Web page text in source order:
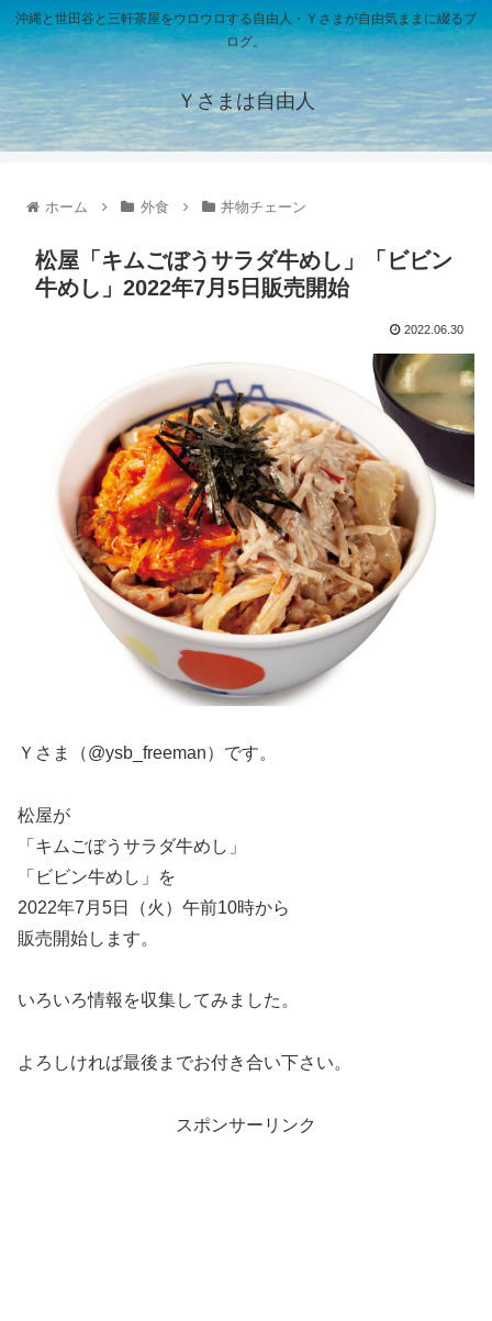
沖縄と世田谷と三軒茶屋をウロウロする自由人・Ｙさまが自由気ままに綴るブ
ログ。
Ｙさまは自由人
ホーム 外食 丼物チェーン
松屋「キムごぼうサラダ牛めし」「ビビン
牛めし」2022年7月5日販売開始
2022.06.30
Ｙさま（@ysb_freeman）です。
松屋が
「キムごぼうサラダ牛めし」
「ビビン牛めし」を
2022年7月5日（火）午前10時から
販売開始します。
いろいろ情報を収集してみました。
よろしければ最後までお付き合い下さい。
スポンサーリンク